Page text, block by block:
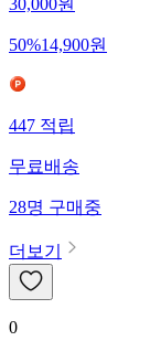
30,000원
50%14,900원
447적립
무료배송
28명구매중
더보기
0